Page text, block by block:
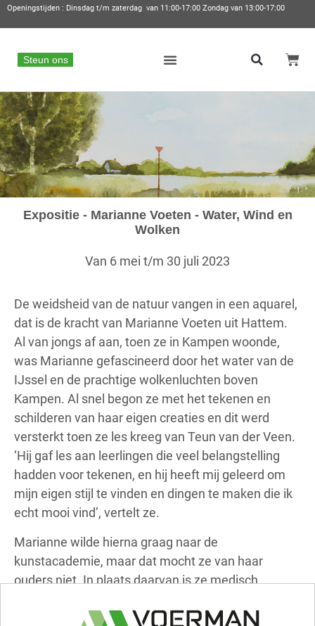
Openingstijden : Dinsdag t/m zaterdag van 11:00-17:00 Zondag van 13:00-17:00
Steun ons
Expositie - Marianne Voeten - Water, Wind en
Wolken
Van 6 mei t/m 30 juli 2023
De weidsheid van de natuur vangen in een aquarel,
dat is de kracht van Marianne Voeten uit Hattem.
Al van jongs af aan, toen ze in Kampen woonde,
was Marianne gefascineerd door het water van de
IJssel en de prachtige wolkenluchten boven
Kampen. Al snel begon ze met het tekenen en
schilderen van haar eigen creaties en dit werd
versterkt toen ze les kreeg van Teun van der Veen.
‘Hij gaf les aan leerlingen die veel belangstelling
hadden voor tekenen, en hij heeft mij geleerd om
mijn eigen stijl te vinden en dingen te maken die ik
echt mooi vind’, vertelt ze.
Marianne wilde hierna graag naar de
kunstacademie, maar dat mocht ze van haar
ouders niet. In plaats daarvan is ze medisch
andere dingen mogen doen. Toch is ze altijd blijven